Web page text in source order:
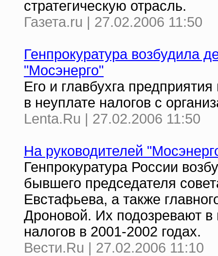
стратегическую отрасль.
Газета.ru | 27.02.2006 11:50
Генпрокуратура возбудила
"Мосэнерго"
Его и главбухга
в неуплате налогов с
Lenta.Ru | 27.02.2006 11:50
На руководителей
Генпрокуратура России
бывшего председателя
Евстафьева, а также
Дроновой. Их подозревают
налогов в 2001-2002 годах.
Вести.Ru | 27.02.2006 11:10